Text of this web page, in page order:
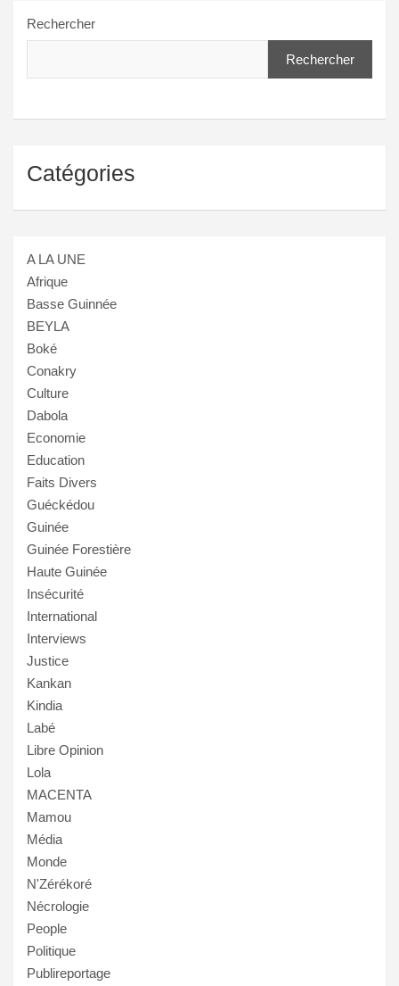
Rechercher
Rechercher
Catégories
A LA UNE
Afrique
Basse Guinnée
BEYLA
Boké
Conakry
Culture
Dabola
Economie
Education
Faits Divers
Guéckédou
Guinée
Guinée Forestière
Haute Guinée
Insécurité
International
Interviews
Justice
Kankan
Kindia
Labé
Libre Opinion
Lola
MACENTA
Mamou
Média
Monde
N'Zérékoré
Nécrologie
People
Politique
Publireportage